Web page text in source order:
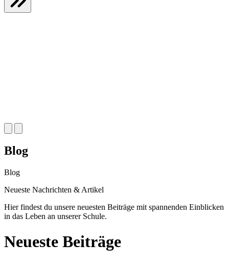
Blog
Blog
Neueste Nachrichten & Artikel
Hier findest du unsere neuesten Beiträge mit spannenden Einblicken
in das Leben an unserer Schule.
Neueste Beiträge